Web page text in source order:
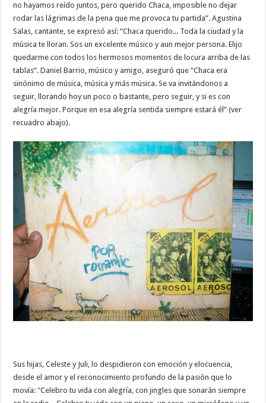
no hayamos reído juntos, pero querido Chaca, imposible no dejar
rodar las lágrimas de la pena que me provoca tu partida”. Agustina
Salas, cantante, se expresó así: “Chaca querido... Toda la ciudad y la
música te lloran. Sos un excelente músico y aun mejor persona. Elijo
quedarme con todos los hermosos momentos de locura arriba de las
tablas”. Daniel Barrio, músico y amigo, aseguró que “Chaca era
sinónimo de música, música y más música. Se va invitándonos a
seguir, llorando hoy un poco o bastante, pero seguir, y si es con
alegría mejor. Porque en esa alegría sentida siempre estará él” (ver
recuadro abajo).
Sus hijas, Celeste y Juli, lo despidieron con emoción y elocuencia,
desde el amor y el reconocimiento profundo de la pasión que lo
movía: "Celebro tu vida con alegría, con jingles que sonarán siempre